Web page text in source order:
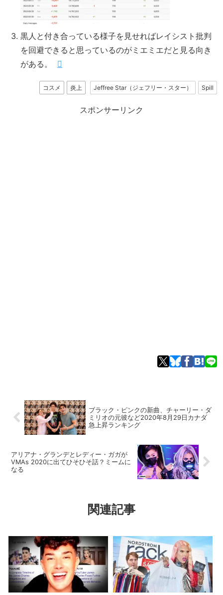
黒人と付き合っている様子を見せればレイシスト批判
を回避できると思っているのがミエミエだと見る向き
がある。
コスメ 炎上 Jeffree Star（ジェフリー・スター） Spill
スポンサーリンク
ブラック・ピンクの新曲、チャーリー・ダ
ミリオの元彼など2020年8月29日カナダ
急上昇ランキング
アリアナ・グランデとレディー・ガガが
VMAs 2020に出てひそひそ話？ミームに
なる
関連記事